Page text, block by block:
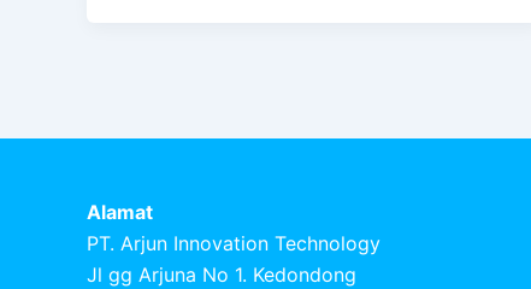
Alamat
PT. Arjun Innovation Technology
Jl gg Arjuna No 1. Kedondong